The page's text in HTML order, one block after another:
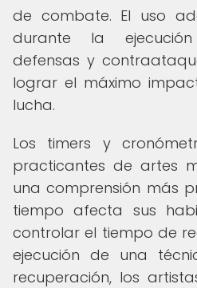
de combate. El uso
durante la
defensas y
lograr el máximo
lucha.
Los timers y
practicantes de artes
una comprensión más
tiempo afecta sus
controlar el tiempo de
ejecución de una
recuperación, los